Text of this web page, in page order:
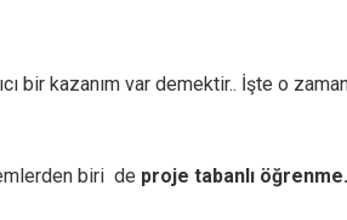
bir kazanım var demektir.. İşte o
biri de proje tabanlı